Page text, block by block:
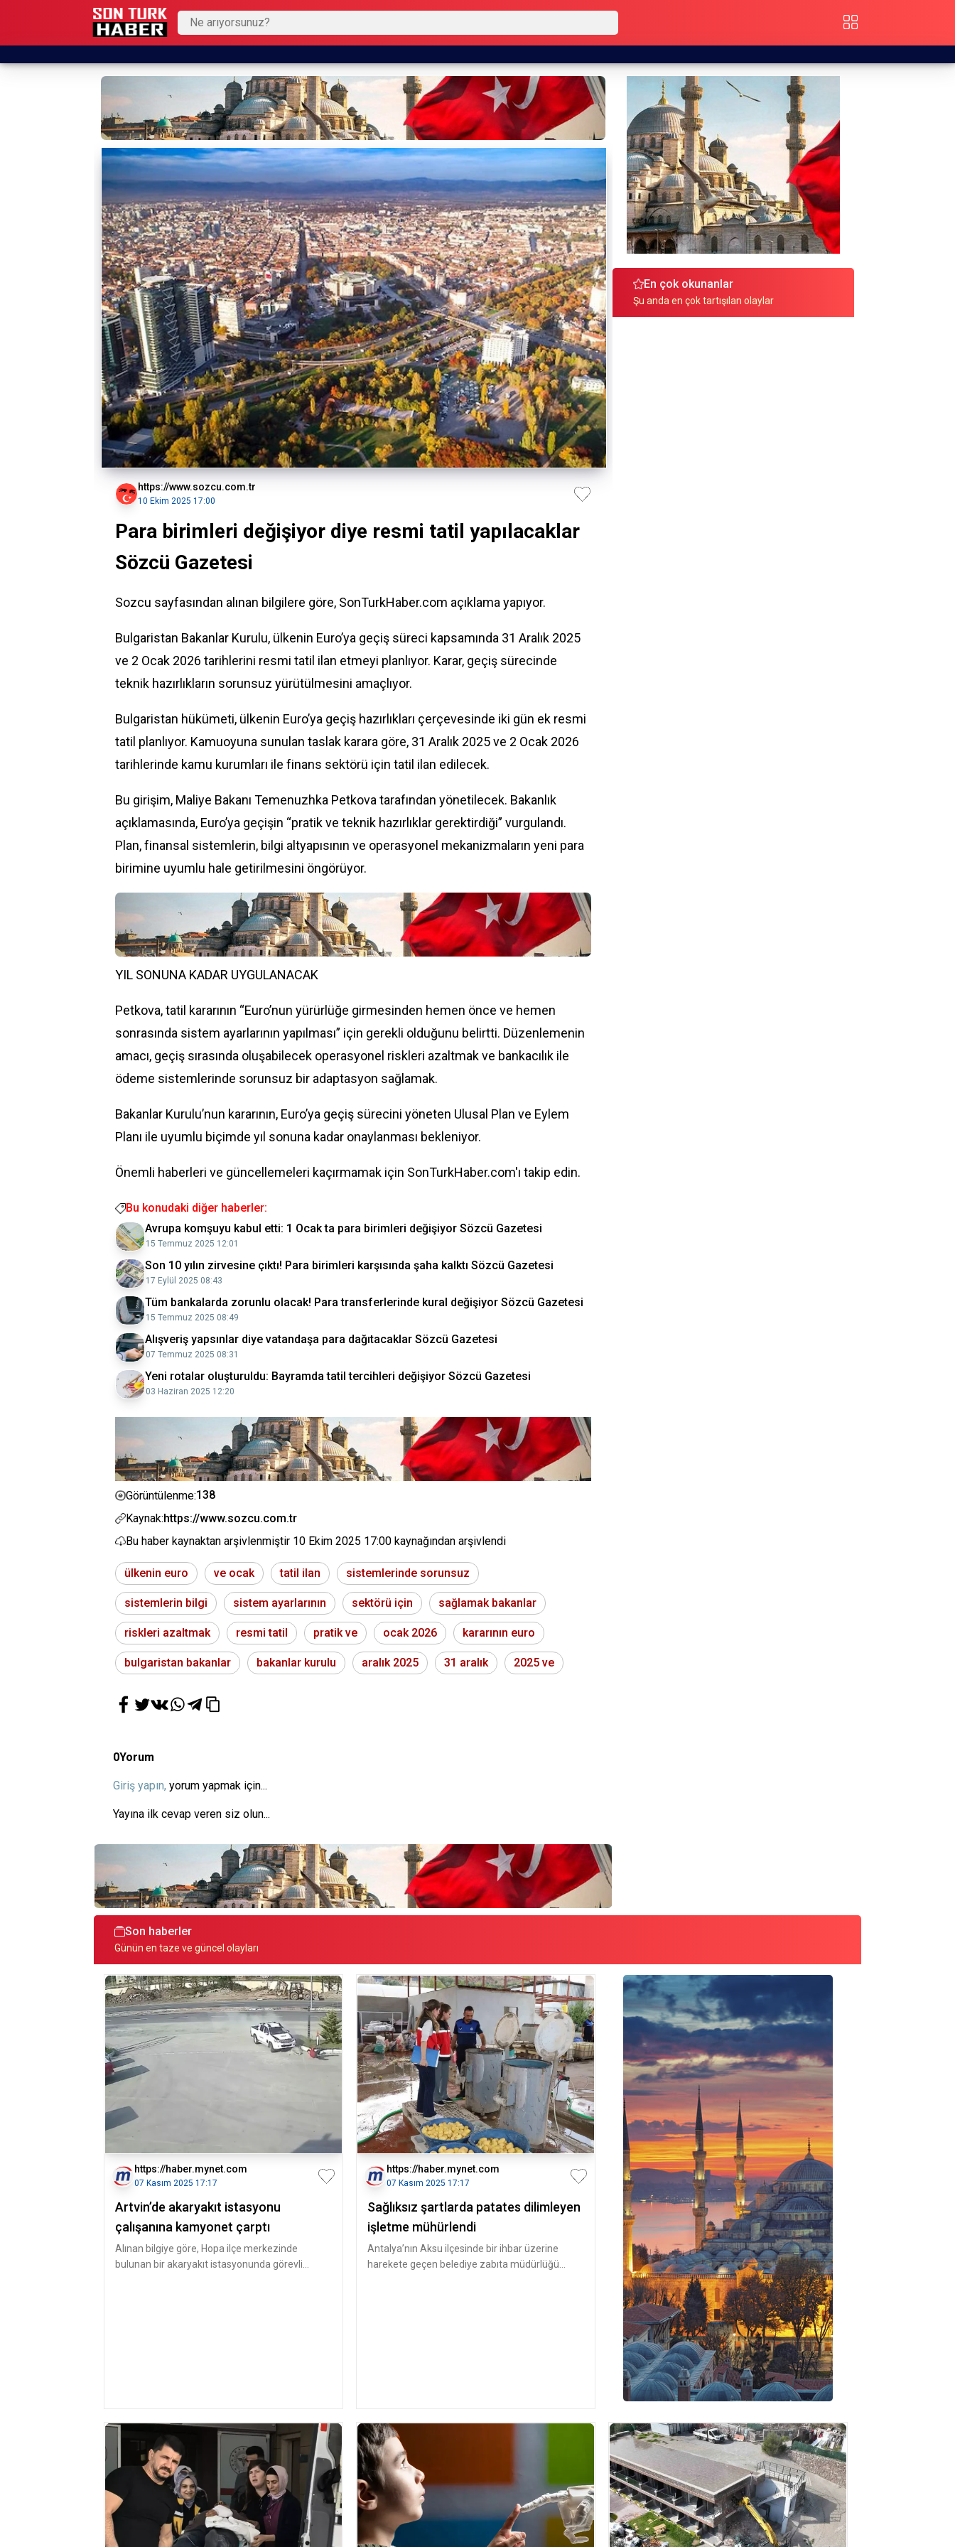
https://www.sozcu.com.tr
10 Ekim 2025 17:00
Para birimleri değişiyor diye resmi tatil yapılacaklar
Sözcü Gazetesi
Sozcu sayfasından alınan bilgilere göre, SonTurkHaber.com açıklama yapıyor.
Bulgaristan Bakanlar Kurulu, ülkenin Euro’ya geçiş süreci kapsamında 31 Aralık 2025
ve 2 Ocak 2026 tarihlerini resmi tatil ilan etmeyi planlıyor. Karar, geçiş sürecinde
teknik hazırlıkların sorunsuz yürütülmesini amaçlıyor.
Bulgaristan hükümeti, ülkenin Euro’ya geçiş hazırlıkları çerçevesinde iki gün ek resmi
tatil planlıyor. Kamuoyuna sunulan taslak karara göre, 31 Aralık 2025 ve 2 Ocak 2026
tarihlerinde kamu kurumları ile finans sektörü için tatil ilan edilecek.
Bu girişim, Maliye Bakanı Temenuzhka Petkova tarafından yönetilecek. Bakanlık
açıklamasında, Euro’ya geçişin “pratik ve teknik hazırlıklar gerektirdiği” vurgulandı.
Plan, finansal sistemlerin, bilgi altyapısının ve operasyonel mekanizmaların yeni para
birimine uyumlu hale getirilmesini öngörüyor.
YIL SONUNA KADAR UYGULANACAK
Petkova, tatil kararının “Euro’nun yürürlüğe girmesinden hemen önce ve hemen
sonrasında sistem ayarlarının yapılması” için gerekli olduğunu belirtti. Düzenlemenin
amacı, geçiş sırasında oluşabilecek operasyonel riskleri azaltmak ve bankacılık ile
ödeme sistemlerinde sorunsuz bir adaptasyon sağlamak.
Bakanlar Kurulu’nun kararının, Euro’ya geçiş sürecini yöneten Ulusal Plan ve Eylem
Planı ile uyumlu biçimde yıl sonuna kadar onaylanması bekleniyor.
Önemli haberleri ve güncellemeleri kaçırmamak için SonTurkHaber.com'ı takip edin.
Bu konudaki diğer haberler:
Avrupa komşuyu kabul etti: 1 Ocak ta para birimleri değişiyor Sözcü Gazetesi
15 Temmuz 2025 12:01
Son 10 yılın zirvesine çıktı! Para birimleri karşısında şaha kalktı Sözcü Gazetesi
17 Eylül 2025 08:43
Tüm bankalarda zorunlu olacak! Para transferlerinde kural değişiyor Sözcü Gazetesi
15 Temmuz 2025 08:49
Alışveriş yapsınlar diye vatandaşa para dağıtacaklar Sözcü Gazetesi
07 Temmuz 2025 08:31
Yeni rotalar oluşturuldu: Bayramda tatil tercihleri değişiyor Sözcü Gazetesi
03 Haziran 2025 12:20
Görüntülenme:138
Kaynak:https://www.sozcu.com.tr
Bu haber kaynaktan arşivlenmiştir 10 Ekim 2025 17:00 kaynağından arşivlendi
ülkenin euro ve ocak tatil ilan sistemlerinde sorunsuz
sistemlerin bilgi sistem ayarlarının sektörü için sağlamak bakanlar
riskleri azaltmak resmi tatil pratik ve ocak 2026 kararının euro
bulgaristan bakanlar bakanlar kurulu aralık 2025 31 aralık 2025 ve
0Yorum
Giriş yapın, yorum yapmak için...
Yayına ilk cevap veren siz olun...
En çok okunanlar
Şu anda en çok tartışılan olaylar
Son haberler
Günün en taze ve güncel olayları
https://haber.mynet.com
07 Kasım 2025 17:17
Artvin’de akaryakıt istasyonu
çalışanına kamyonet çarptı
Alınan bilgiye göre, Hopa ilçe merkezinde
bulunan bir akaryakıt istasyonunda görevli
https://haber.mynet.com
07 Kasım 2025 17:17
Sağlıksız şartlarda patates dilimleyen
işletme mühürlendi
Antalya’nın Aksu ilçesinde bir ihbar üzerine
harekete geçen belediye zabıta müdürlüğü